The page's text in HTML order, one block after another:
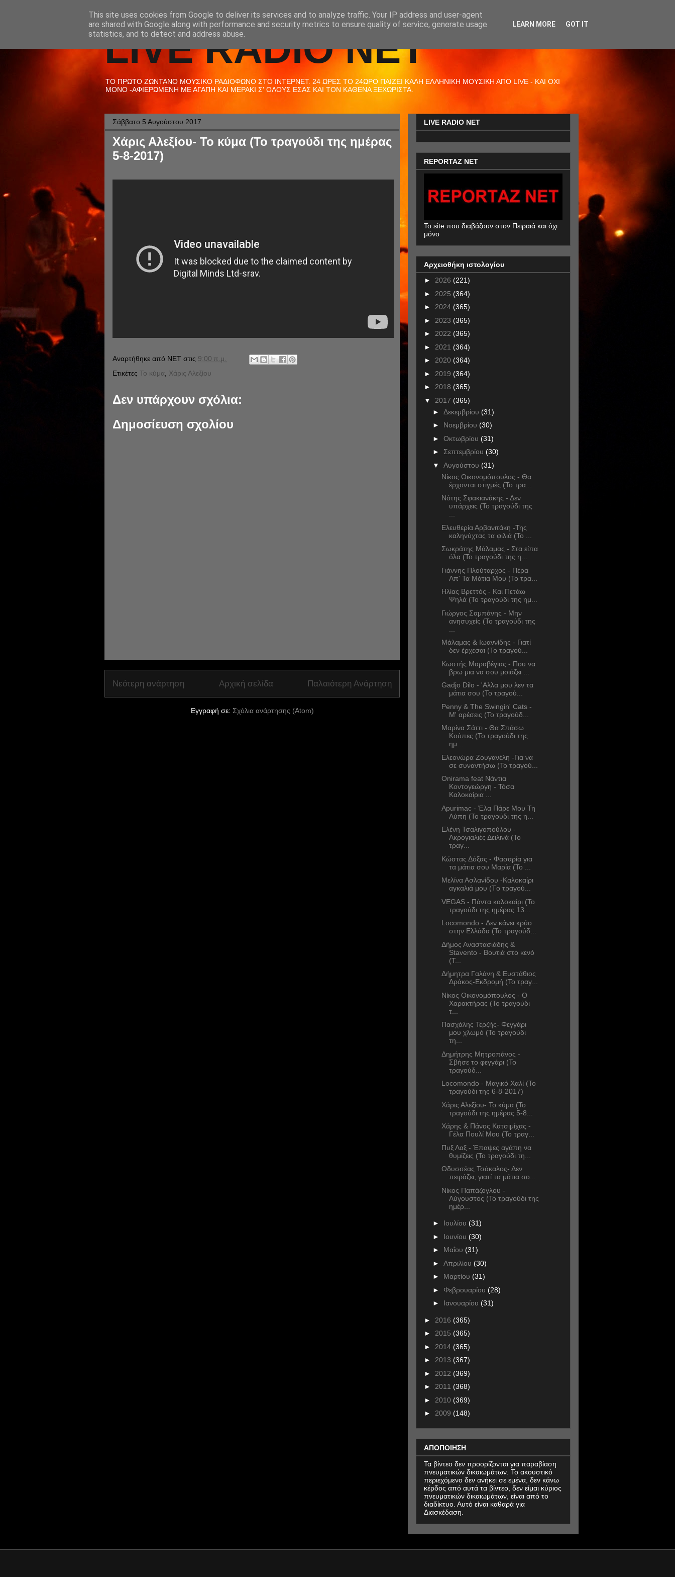
LIVE RADIO NET
ΤΟ ΠΡΩΤΟ ΖΩΝΤΑΝΟ ΜΟΥΣΙΚΟ ΡΑΔΙΟΦΩΝΟ ΣΤΟ ΙΝΤΕΡΝΕΤ. 24 ΩΡΕΣ ΤΟ 24ΩΡΟ ΠΑΙΖΕΙ ΚΑΛΗ ΕΛΛΗΝΙΚΗ ΜΟΥΣΙΚΗ ΑΠΟ LIVE - ΚΑΙ ΟΧΙ
ΜΟΝΟ -ΑΦΙΕΡΩΜΕΝΗ ΜΕ ΑΓΑΠΗ ΚΑΙ ΜΕΡΑΚΙ Σ' ΟΛΟΥΣ ΕΣΑΣ ΚΑΙ ΤΟΝ ΚΑΘΕΝΑ ΞΕΧΩΡΙΣΤΑ.
Σάββατο 5 Αυγούστου 2017
Χάρις Αλεξίου- Το κύμα (Το τραγούδι της ημέρας
5-8-2017)
Αναρτήθηκε από NET στις 9:00 π.μ.
Ετικέτες Το κύμα Χάρις Αλεξίου
Δεν υπάρχουν σχόλια:
Δημοσίευση σχολίου
Νεότερη ανάρτηση Παλαιότερη Ανάρτηση
Αρχική σελίδα
Εγγραφή σε: Σχόλια ανάρτησης (Atom)
LIVE RADIO NET
REPORTAZ NET
To site που διαβάζουν στον Πειραιά και όχι
μόνο
Αρχειοθήκη ιστολογίου
► 2026 (221)
► 2025 (364)
► 2024 (365)
► 2023 (365)
► 2022 (365)
► 2021 (364)
► 2020 (364)
► 2019 (364)
► 2018 (365)
▼ 2017 (365)
► Δεκεμβρίου (31)
► Νοεμβρίου (30)
► Οκτωβρίου (31)
► Σεπτεμβρίου (30)
▼ Αυγούστου (31)
Νίκος Οικονομόπουλος - Θα
έρχονται στιγμές (Το τρα...
Νότης Σφακιανάκης - Δεν
υπάρχεις (Το τραγούδι της
Ελευθερία Αρβανιτάκη -Της
καληνύχτας τα φιλιά (Το ...
Σωκράτης Μάλαμας - Στα είπα
όλα (Το τραγούδι της η...
Γιάννης Πλούταρχος - Πέρα
Απ' Τα Μάτια Μου (Το τρα...
Ηλίας Βρεττός - Kαι Πετάω
Ψηλά (Το τραγούδι της ημ...
Γιώργος Σαμπάνης - Μην
ανησυχείς (Το τραγούδι της
Μάλαμας & Ιωαννίδης - Γιατί
δεν έρχεσαι (Το τραγού...
Κωστής Μαραβέγιας - Που να
βρω μια να σου μοιάζει ...
Gadjo Dilo - 'Αλλα μου λεν τα
μάτια σου (Το τραγού...
Penny & The Swingin' Cats -
Μ' αρέσεις (Το τραγούδ...
Μαρίνα Σάττι - Θα Σπάσω
Κούπες (Το τραγούδι της
ημ...
Ελεονώρα Ζουγανέλη -Για να
σε συναντήσω (Το τραγού...
Onirama feat Νάντια
Κοντογεώργη - Τόσα
Καλοκαίρια ...
Apurimac - Έλα Πάρε Μου Τη
Λύπη (Το τραγούδι της η...
Ελένη Τσαλιγοπούλου -
Ακρογιαλιές Δειλινά (Το
τραγ...
Κώστας Δόξας - Φασαρία για
τα μάτια σου Μαρία (Το ...
Μελίνα Ασλανίδου -Καλοκαίρι
αγκαλιά μου (Tο τραγού...
VEGAS - Πάντα καλοκαίρι (Το
τραγούδι της ημέρας 13...
Locomondo - Δεν κάνει κρύο
στην Ελλάδα (Το τραγούδ...
Δήμος Αναστασιάδης &
Stavento - Βουτιά στο κενό
(Τ...
Δήμητρα Γαλάνη & Ευστάθιος
Δράκος-Εκδρομή (Το τραγ...
Νίκος Οικονομόπουλος - Ο
Χαρακτήρας (Το τραγούδι
τ...
Πασχάλης Τερζής- Φεγγάρι
μου χλωμό (Το τραγούδι
τη...
Δημήτρης Μητροπάνος -
Σβήσε το φεγγάρι (Το
τραγούδ...
Locomondo - Μαγικό Χαλί (Το
τραγούδι της 6-8-2017)
Χάρις Αλεξίου- Το κύμα (Το
τραγούδι της ημέρας 5-8...
Χάρης & Πάνος Κατσιμίχας -
Γέλα Πουλί Μου (Το τραγ...
Πυξ Λαξ - Έπαψες αγάπη να
θυμίζεις (Το τραγούδι τη...
Οδυσσέας Τσάκαλος- Δεν
πειράζει, γιατί τα μάτια σο...
Νίκος Παπάζογλου -
Αύγουστος (Το τραγούδι της
ημέρ...
► Ιουλίου (31)
► Ιουνίου (30)
► Μαΐου (31)
► Απριλίου (30)
► Μαρτίου (31)
► Φεβρουαρίου (28)
► Ιανουαρίου (31)
► 2016 (365)
► 2015 (365)
► 2014 (365)
► 2013 (367)
► 2012 (369)
► 2011 (368)
► 2010 (369)
► 2009 (148)
ΑΠΟΠΟΙΗΣΗ
Τα βίντεο δεν προορίζονται για παραβίαση
πνευματικών δικαιωμάτων. Το ακουστικό
περιεχόμενο δεν ανήκει σε εμένα, δεν κάνω
κέρδος από αυτά τα βίντεο, δεν είμαι κύριος
πνευματικών δικαιωμάτων, είναι από το
διαδίκτυο. Αυτό είναι καθαρά για
Διασκέδαση.
This site uses cookies from Google to deliver its services and to analyze traffic. Your IP address and user-agent
are shared with Google along with performance and security metrics to ensure quality of service, generate usage
statistics, and to detect and address abuse.
LEARN MORE GOT IT